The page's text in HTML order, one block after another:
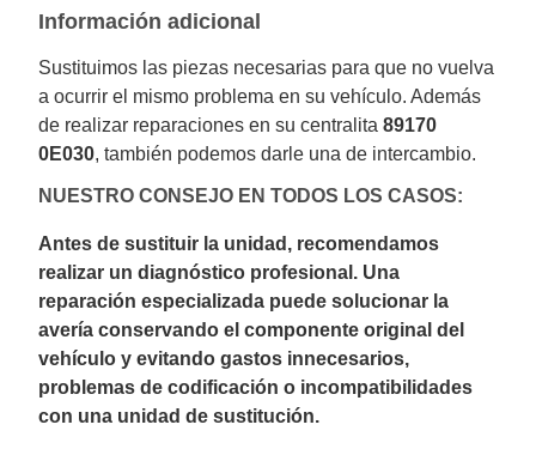
Información adicional
Sustituimos las piezas necesarias para que no vuelva
a ocurrir el mismo problema en su vehículo. Además
de realizar reparaciones en su centralita89170
0E030, también podemos darle una de intercambio.
NUESTRO CONSEJO EN TODOS LOS CASOS:
Antes de sustituir la unidad, recomendamos
realizar un diagnóstico profesional. Una
reparación especializada puede solucionar la
avería conservando el componente original del
vehículo y evitando gastos innecesarios,
problemas de codificación o incompatibilidades
con una unidad de sustitución.